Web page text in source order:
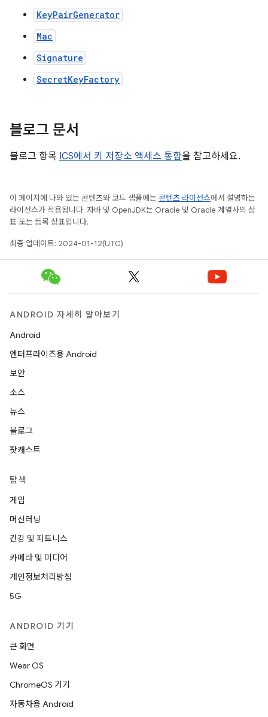
KeyPairGenerator
Mac
Signature
SecretKeyFactory
블로그 문서
블로그 항목 ICS에서 키 저장소 액세스 통합을 참고하세요.
이 페이지에 나와 있는 콘텐츠와 코드 샘플에는 콘텐츠 라이선스에서 설명하는
라이선스가 적용됩니다. 자바 및 OpenJDK는 Oracle 및 Oracle 계열사의 상
표 또는 등록 상표입니다.
최종 업데이트: 2024-01-12(UTC)
ANDROID 자세히 알아보기
Android
엔터프라이즈용 Android
보안
소스
뉴스
블로그
팟캐스트
탐색
게임
머신러닝
건강 및 피트니스
카메라 및 미디어
개인정보처리방침
5G
ANDROID 기기
큰 화면
Wear OS
ChromeOS 기기
자동차용 Android